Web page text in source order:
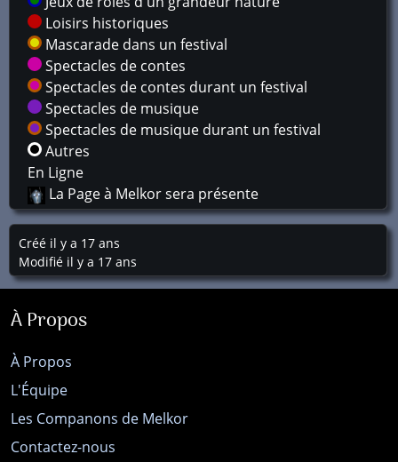
Loisirs historiques
Mascarade dans un festival
Spectacles de contes
Spectacles de contes durant un festival
Spectacles de musique
Spectacles de musique durant un festival
Autres
En Ligne
La Page à Melkor sera présente
Créé il y a 17 ans
Modifié il y a 17 ans
À Propos
À Propos
L'Équipe
Les Companons de Melkor
Contactez-nous